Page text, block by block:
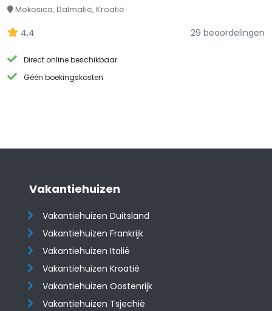
Mokosica, Dalmatië, Kroatië
4,4 29 beoordelingen
Direct online beschikbaar
Géén boekingskosten
Vakantiehuizen
Vakantiehuizen Duitsland
Vakantiehuizen Frankrijk
Vakantiehuizen Italië
Vakantiehuizen Kroatië
​​​​​​​Vakantiehuizen Oostenrijk
Vakantiehuizen Tsjechië